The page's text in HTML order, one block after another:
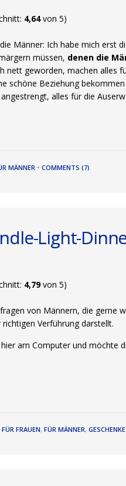
4,64von 5)
Männer: Ich habe mich erst
müssen, denen die
nett geworden, machen alles
schöne Beziehung
alles für die
MÄNNER •COMMENTS (7)
Light-
4,79von 5)
von Männern, die gerne
richtigen Verführung darstellt.
am Computer und möchte
FÜR FRAUEN,FÜR MÄNNER,GESCHENKE